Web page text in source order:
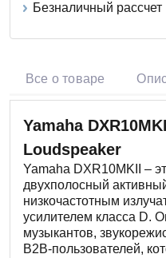
Безналичный рассчет
Все о товаре
Yamaha
Loudspeaker
Yamaha DXR10MKII –
двухполосный
низкочастотным
усилителем класса D.
музыкантов,
B2B-пользователей,